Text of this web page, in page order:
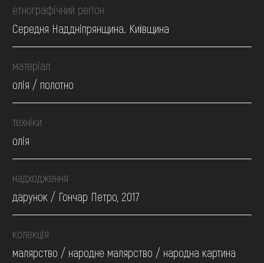
етнографічний регіон
Середня Наддніпрянщина. Київщина
матеріал
олія / полотно
техніки
олія
надходження
дарунок / Гончар Петро, 2017
колекція
малярство / народне малярство / народна картина